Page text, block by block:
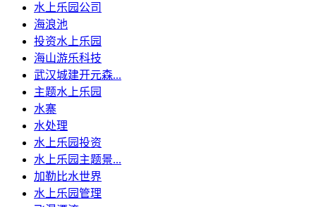
水上乐园公司
海浪池
投资水上乐园
海山游乐科技
武汉城建开元森...
主题水上乐园
水寨
水处理
水上乐园投资
水上乐园主题景...
加勒比水世界
水上乐园管理